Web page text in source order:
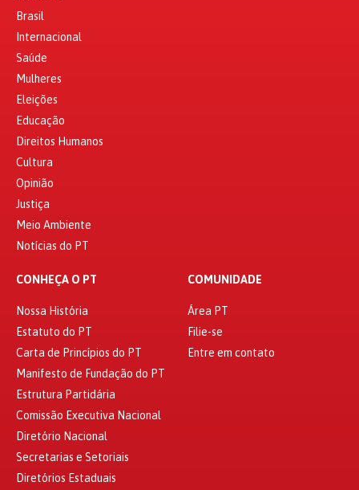
Brasil
Internacional
Saúde
Mulheres
Eleições
Educação
Direitos Humanos
Cultura
Opinião
Justiça
Meio Ambiente
Notícias do PT
CONHEÇA O PT
Nossa História
Estatuto do PT
Carta de Princípios do PT
Manifesto de Fundação do PT
Estrutura Partidária
Comissão Executiva Nacional
Diretório Nacional
Secretarias e Setoriais
Diretórios Estaduais
COMUNIDADE
Área PT
Filie-se
Entre em contato